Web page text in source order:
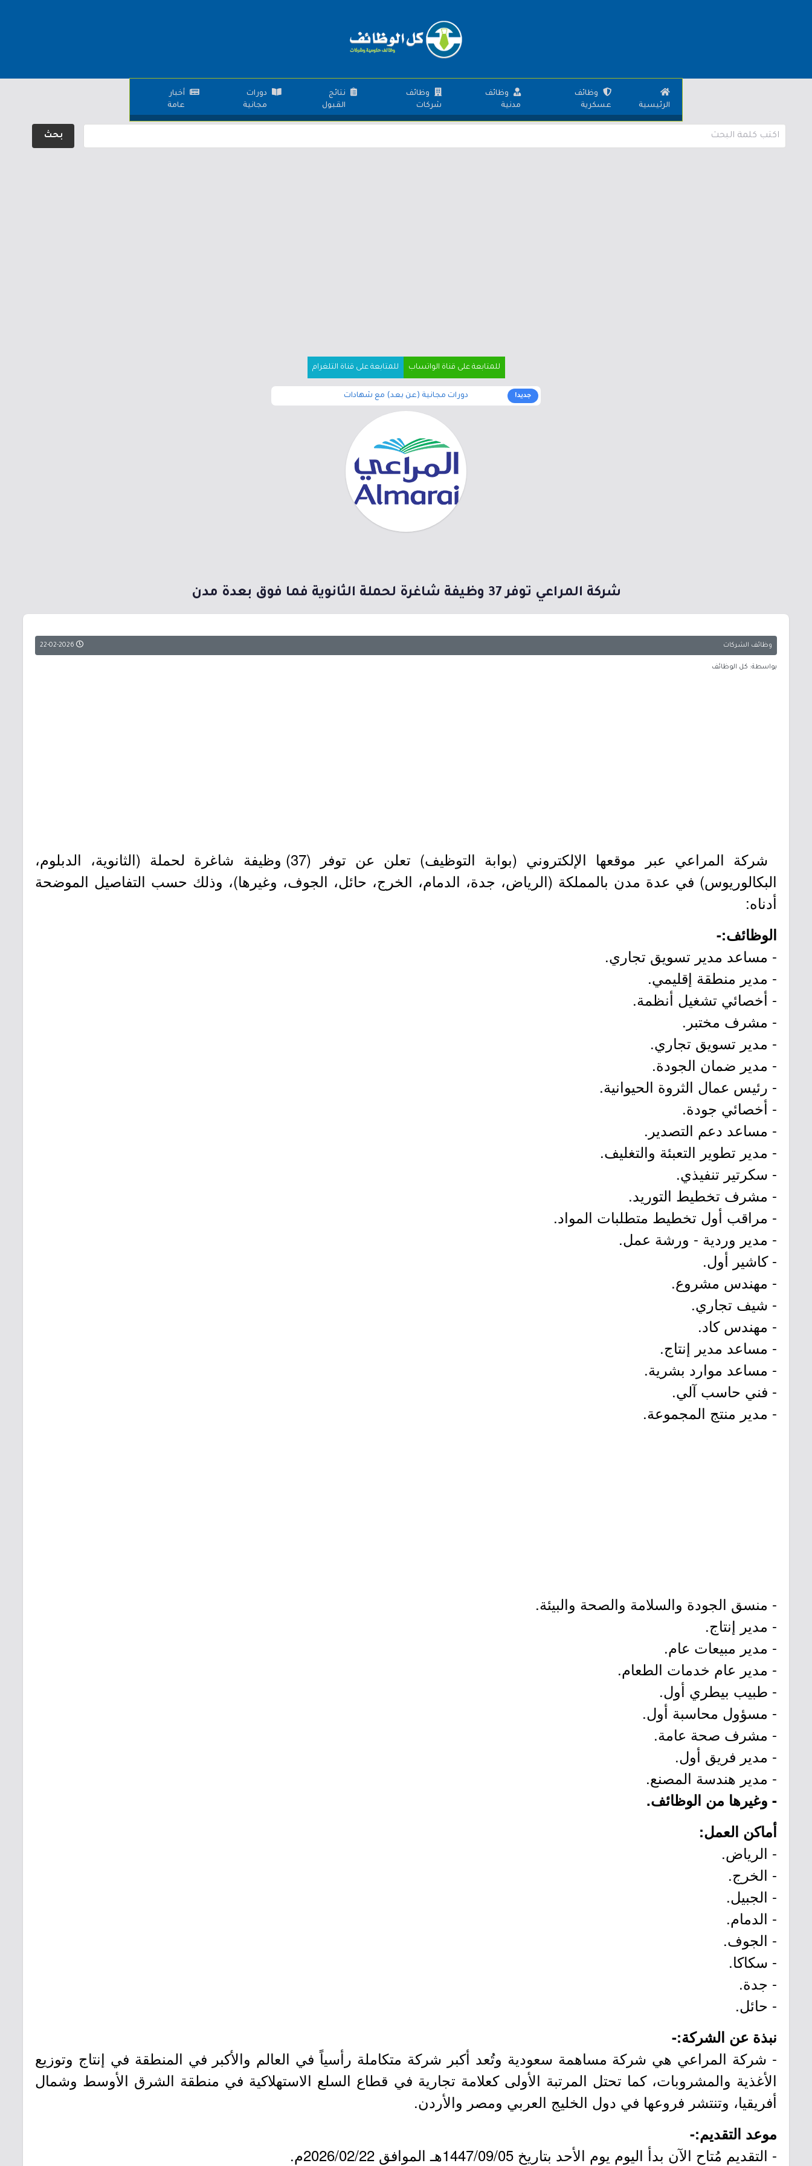
الرئيسية
وظائف
عسكرية
وظائف
مدنية
وظائف
شركات
نتائج
القبول
دورات
مجانية
أخبار
عامة
بحث
للمتابعة على قناة الواتساب للمتابعة على قناة التلغرام
جديد! دورات مجانية (عن بعد) مع شهادات
شركة المراعي توفر 37 وظيفة شاغرة لحملة الثانوية فما فوق بعدة مدن
وظائف الشركات
بواسطة: كل الوظائف
شركة المراعي عبر موقعها الإلكتروني (بوابة التوظيف) تعلن عن توفر (37) وظيفة شاغرة لحملة (الثانوية، الدبلوم،
البكالوريوس) في عدة مدن بالمملكة (الرياض، جدة، الدمام، الخرج، حائل، الجوف، وغيرها)، وذلك حسب التفاصيل الموضحة
أدناه:
الوظائف:-
- مساعد مدير تسويق تجاري.
- مدير منطقة إقليمي.
- أخصائي تشغيل أنظمة.
- مشرف مختبر.
- مدير تسويق تجاري.
- مدير ضمان الجودة.
- رئيس عمال الثروة الحيوانية.
- أخصائي جودة.
- مساعد دعم التصدير.
- مدير تطوير التعبئة والتغليف.
- سكرتير تنفيذي.
- مشرف تخطيط التوريد.
- مراقب أول تخطيط متطلبات المواد.
- مدير وردية - ورشة عمل.
- كاشير أول.
- مهندس مشروع.
- شيف تجاري.
- مهندس كاد.
- مساعد مدير إنتاج.
- مساعد موارد بشرية.
- فني حاسب آلي.
- مدير منتج المجموعة.
- منسق الجودة والسلامة والصحة والبيئة.
- مدير إنتاج.
- مدير مبيعات عام.
- مدير عام خدمات الطعام.
- طبيب بيطري أول.
- مسؤول محاسبة أول.
- مشرف صحة عامة.
- مدير فريق أول.
- مدير هندسة المصنع.
- وغيرها من الوظائف.
أماكن العمل:
- الرياض.
- الخرج.
- الجبيل.
- الدمام.
- الجوف.
- سكاكا.
- جدة.
- حائل.
نبذة عن الشركة:-
- شركة المراعي هي شركة مساهمة سعودية وتُعد أكبر شركة متكاملة رأسياً في العالم والأكبر في المنطقة في إنتاج وتوزيع
الأغذية والمشروبات، كما تحتل المرتبة الأولى كعلامة تجارية في قطاع السلع الاستهلاكية في منطقة الشرق الأوسط وشمال
أفريقيا، وتنتشر فروعها في دول الخليج العربي ومصر والأردن.
موعد التقديم:-
- التقديم مُتاح الآن بدأ اليوم يوم الأحد بتاريخ 1447/09/05هـ الموافق 2026/02/22م.